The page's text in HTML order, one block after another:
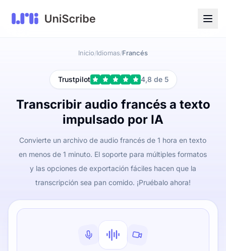
Inicio/Idiomas/Francés
Trustpilot 4,8 de 5
Transcribir audio francés a texto
impulsado por IA
Convierte un archivo de audio francés de 1 hora en texto
en menos de 1 minuto. El soporte para múltiples formatos
y las opciones de exportación fáciles hacen que la
transcripción sea pan comido. ¡Pruébalo ahora!